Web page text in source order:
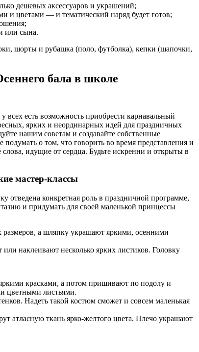
дешевых аксессуаров и украшений;
и цветами — и тематический наряд будет готов;
или сына.
шорты и рубашка (поло, футболка), кепки (шапочки,
бала в школе
есть возможность приобрести карнавальный
ярких и неординарных идей для праздничных
нашим советам и создавайте собственные
о том, что говорить во время представления и
идущие от сердца. Будьте искренни и открыты в
мастер-классы
отведена конкретная роль в праздничной программе,
и придумать для своей маленькой принцессы
размеров, а шляпку украшают яркими, осенними
наклеивают несколько ярких листиков. Головку
красками, а потом пришивают по подолу и
цветными листьями.
Надеть такой костюм сможет и совсем маленькая
атласную ткань ярко-желтого цвета. Плечо украшают